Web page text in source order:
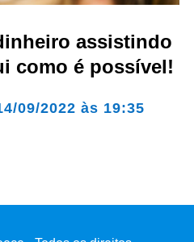
assistindo
como é possível!
09/2022 às 19:35